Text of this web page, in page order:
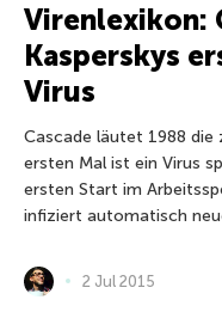
Virenlexikon:
Kasperskys
Virus
Cascade läutet 1988 die
ersten Mal ist ein Virus
ersten Start im
infiziert automatisch
2 Jul 2015